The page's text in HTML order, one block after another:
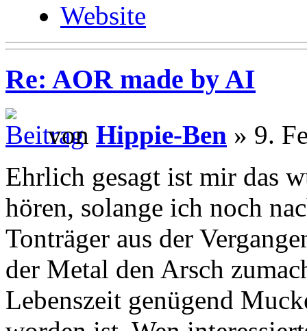
Website
Re: AOR made by AI
von Hippie-Ben » 9.
Ehrlich gesagt ist mir das
hören, solange ich noch
Tonträger aus der
der Metal den Arsch
Lebenszeit genügend